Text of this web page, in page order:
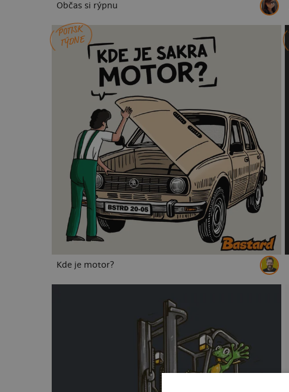
Občas si rýpnu
POTISK
TÝDNE
Kde je motor?